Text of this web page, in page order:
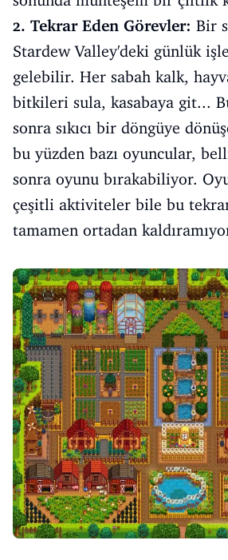
2. Tekrar Eden Görevler: Bir
Stardew Valley'deki günlük
gelebilir. Her sabah kalk,
bitkileri sula, kasabaya git...
sonra sıkıcı bir döngüye
bu yüzden bazı oyuncular,
sonra oyunu bırakabiliyor.
çeşitli aktiviteler bile bu
tamamen ortadan